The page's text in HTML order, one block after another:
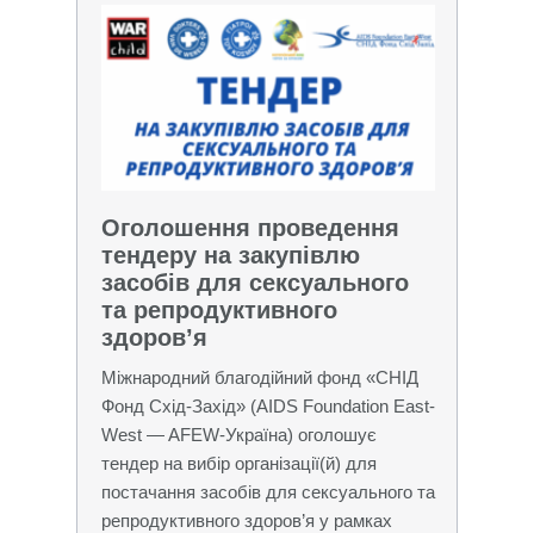
Оголошення проведення
тендеру на закупівлю
засобів для сексуального
та репродуктивного
здоров’я
Міжнародний благодійний фонд «СНІД
Фонд Схід-Захід» (AIDS Foundation East-
West — AFEW-Україна) оголошує
тендер на вибір організації(й) для
постачання засобів для сексуального та
репродуктивного здоров’я у рамках